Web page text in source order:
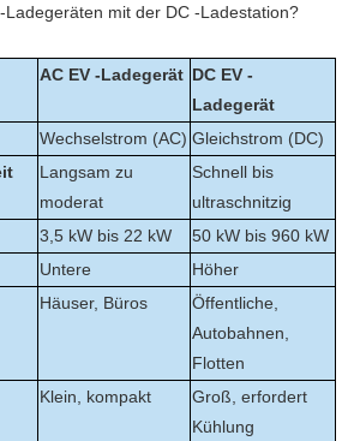
Ladegeräten mit der DC -Ladestation?
AC EV -Ladegerät DC EV -
Ladegerät
Wechselstrom (AC) Gleichstrom (DC)
Langsam zu
moderat
Schnell bis
ultraschnitzig
3,5 kW bis 22 kW
50 kW bis 960 kW
Untere
Höher
Häuser, Büros
Öffentliche,
Autobahnen,
Flotten
Klein, kompakt
Groß, erfordert
Kühlung